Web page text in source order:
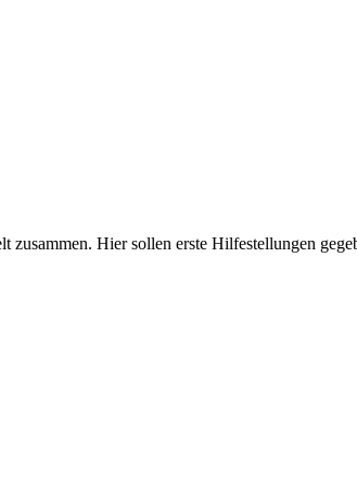
Hier sollen erste Hilfestellungen